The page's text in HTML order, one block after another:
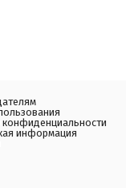
конфиденциальности
информация